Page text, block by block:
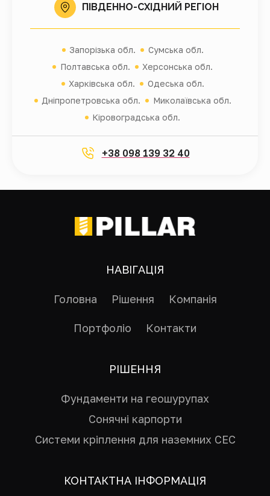
ПІВДЕННО-СХІДНИЙ РЕГІОН
Запорізька обл.
Сумська обл.
Полтавська обл.
Херсонська обл.
Харківська обл.
Одеська обл.
Дніпропетровська обл.
Миколаївська обл.
Кіровоградська обл.
+38 098 139 32 40
НАВІГАЦІЯ
Головна Рішення Компанія
Портфоліо Контакти
РІШЕННЯ
Фундаменти на геошурупах
Сонячні карпорти
Системи кріплення для наземних СЕС
КОНТАКТНА ІНФОРМАЦІЯ